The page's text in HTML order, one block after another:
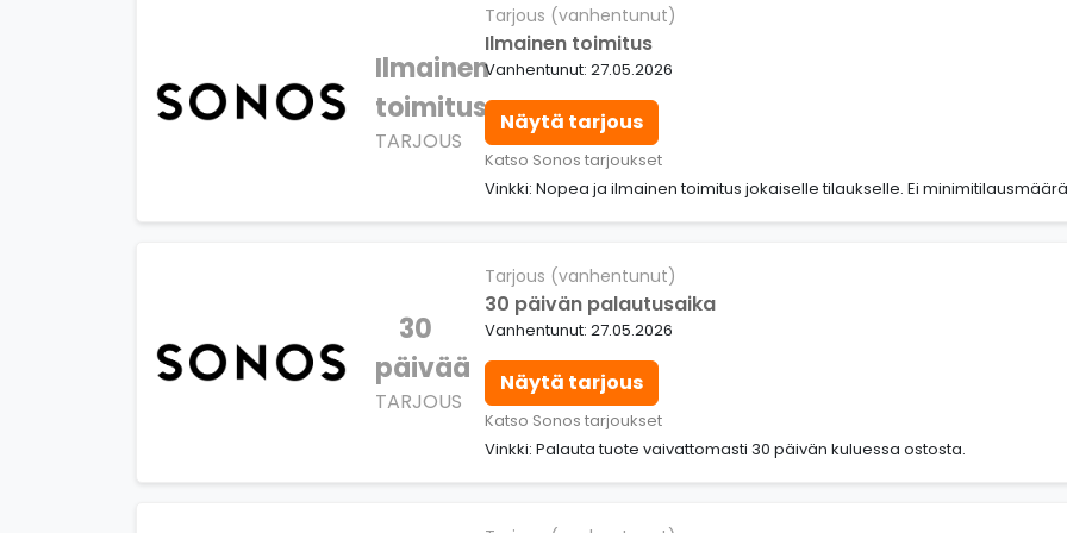
Ilmainen
toimitus
TARJOUS
Tarjous (vanhentunut)
Ilmainen toimitus
Vanhentunut: 27.05.2026
Näytä tarjous
Katso Sonos tarjoukset
Vinkki: Nopea ja ilmainen toimitus jokaiselle tilaukselle. Ei
30
päivää
TARJOUS
Tarjous (vanhentunut)
30 päivän palautusaika
Vanhentunut: 27.05.2026
Näytä tarjous
Katso Sonos tarjoukset
Vinkki: Palauta tuote vaivattomasti 30 päivän kuluessa ostosta.